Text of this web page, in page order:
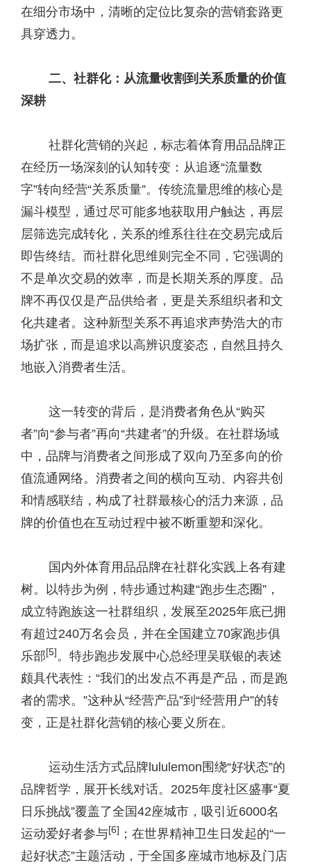
在细分市场中，清晰的定位比复杂的营销套路更
具穿透力。
二、社群化：从流量收割到关系质量的价值
深耕
社群化营销的兴起，标志着体育用品品牌正
在经历一场深刻的认知转变：从追逐“流量数
字”转向经营“关系质量”。传统流量思维的核心是
漏斗模型，通过尽可能多地获取用户触达，再层
层筛选完成转化，关系的维系往往在交易完成后
即告终结。而社群化思维则完全不同，它强调的
不是单次交易的效率，而是长期关系的厚度。品
牌不再仅仅是产品供给者，更是关系组织者和文
化共建者。这种新型关系不再追求声势浩大的市
场扩张，而是追求以高辨识度姿态，自然且持久
地嵌入消费者生活。
这一转变的背后，是消费者角色从“购买
者”向“参与者”再向“共建者”的升级。在社群场域
中，品牌与消费者之间形成了双向乃至多向的价
值流通网络。消费者之间的横向互动、内容共创
和情感联结，构成了社群最核心的活力来源，品
牌的价值也在互动过程中被不断重塑和深化。
国内外体育用品品牌在社群化实践上各有建
树。以特步为例，特步通过构建“跑步生态圈”，
成立特跑族这一社群组织，发展至2025年底已拥
有超过240万名会员，并在全国建立70家跑步俱
乐部 [5] 。特步跑步发展中心总经理吴联银的表述
颇具代表性：“我们的出发点不再是产品，而是跑
者的需求。”这种从“经营产品”到“经营用户”的转
变，正是社群化营销的核心要义所在。
运动生活方式品牌lululemon围绕“好状态”的
品牌哲学，展开长线对话。2025年度社区盛事“夏
日乐挑战”覆盖了全国42座城市，吸引近6000名
运动爱好者参与[6]
；在世界精神卫生日发起的“一
起好状态”主题活动，于全国多座城市地标及门店